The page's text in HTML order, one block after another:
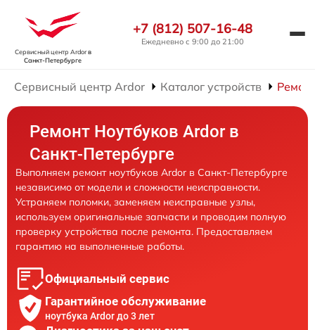
Сервисный центр Ardorв
Санкт-Петербурге
+7 (812) 507-16-48
Ежедневно с 9:00 до 21:00
Сервисный центр Ardor Каталог устройств
Ремонт Ноутбуков Ardor в
Санкт-Петербурге
Выполняем ремонт ноутбуков Ardor в Санкт-Петербурге
независимо от модели и сложности неисправности.
Устраняем поломки, заменяем неисправные узлы,
используем оригинальные запчасти и проводим полную
проверку устройства после ремонта. Предоставляем
гарантию на выполненные работы.
Официальный сервис
Гарантийное обслуживание
ноутбука Ardor до 3 лет